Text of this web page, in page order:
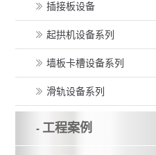
插接板设备
起拱机设备系列
墙板卡槽设备系列
滑轨设备系列
- 工程案例